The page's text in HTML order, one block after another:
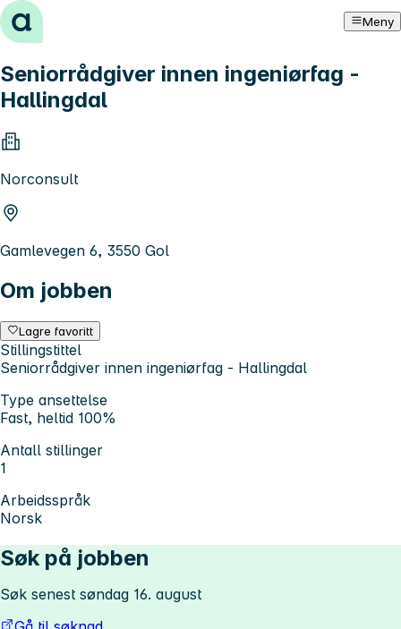
Hopp til innhold Meny
Seniorrådgiver innen ingeniørfag -
Hallingdal
Norconsult
Gamlevegen 6, 3550 Gol
Om jobben
Lagre favoritt
Stillingstittel
Seniorrådgiver innen ingeniørfag - Hallingdal
Type ansettelse
Fast, heltid 100%
Antall stillinger
1
Arbeidsspråk
Norsk
Søk på jobben
Søk senest søndag 16. august